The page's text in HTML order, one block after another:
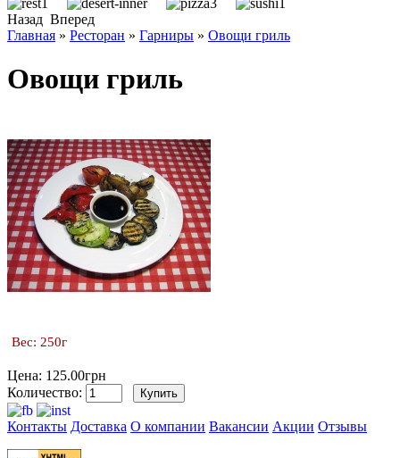
Назад Вперед
Главная » Ресторан » Гарниры » Овощи гриль
Овощи гриль
Вес: 250г
Цена: 125.00грн
Количество:
Контакты Доставка О компании Вакансии Акции Отзывы